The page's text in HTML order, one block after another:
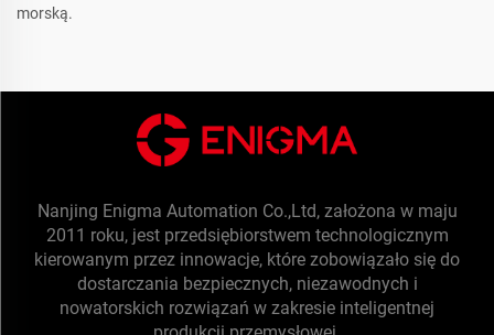
morską.
Nanjing Enigma Automation Co.,Ltd, założona w maju
2011 roku, jest przedsiębiorstwem technologicznym
kierowanym przez innowacje, które zobowiązało się do
dostarczania bezpiecznych, niezawodnych i
nowatorskich rozwiązań w zakresie inteligentnej